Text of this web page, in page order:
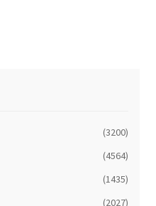
(3200)
(4564)
(1435)
(2027)